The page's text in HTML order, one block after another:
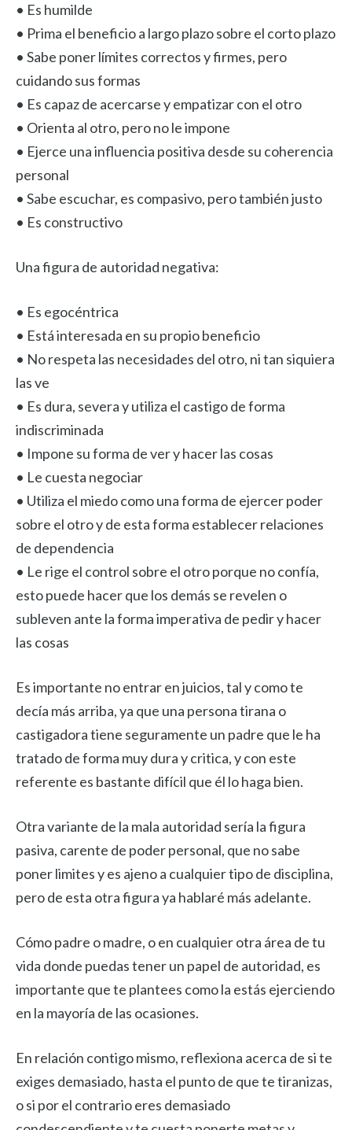
• Es humilde
• Prima el beneficio a largo plazo sobre el corto plazo
• Sabe poner límites correctos y firmes, pero
cuidando sus formas
• Es capaz de acercarse y empatizar con el otro
• Orienta al otro, pero no le impone
• Ejerce una influencia positiva desde su coherencia
personal
• Sabe escuchar, es compasivo, pero también justo
• Es constructivo
Una figura de autoridad negativa:
• Es egocéntrica
• Está interesada en su propio beneficio
• No respeta las necesidades del otro, ni tan siquiera
las ve
• Es dura, severa y utiliza el castigo de forma
indiscriminada
• Impone su forma de ver y hacer las cosas
• Le cuesta negociar
• Utiliza el miedo como una forma de ejercer poder
sobre el otro y de esta forma establecer relaciones
de dependencia
• Le rige el control sobre el otro porque no confía,
esto puede hacer que los demás se revelen o
subleven ante la forma imperativa de pedir y hacer
las cosas
Es importante no entrar en juicios, tal y como te
decía más arriba, ya que una persona tirana o
castigadora tiene seguramente un padre que le ha
tratado de forma muy dura y critica, y con este
referente es bastante difícil que él lo haga bien.
Otra variante de la mala autoridad sería la figura
pasiva, carente de poder personal, que no sabe
poner limites y es ajeno a cualquier tipo de disciplina,
pero de esta otra figura ya hablaré más adelante.
Cómo padre o madre, o en cualquier otra área de tu
vida donde puedas tener un papel de autoridad, es
importante que te plantees como la estás ejerciendo
en la mayoría de las ocasiones.
En relación contigo mismo, reflexiona acerca de si te
exiges demasiado, hasta el punto de que te tiranizas,
o si por el contrario eres demasiado